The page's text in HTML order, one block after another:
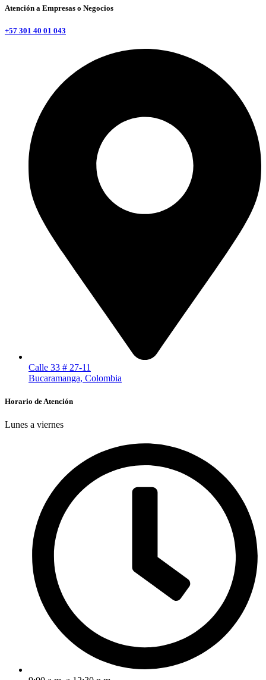
Atención a Empresas o Negocios
+57 301 40 01 043
Calle 33 # 27-11
Bucaramanga, Colombia
Horario de Atención
Lunes a viernes